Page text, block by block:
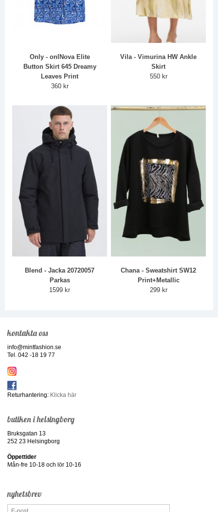
Only - onlNova Elite
Button Skirt 645 Dreamy
Leaves Print
360 kr
Vila - Vimurina HW Ankle
Skirt
550 kr
Blend - Jacka 20720057
Parkas
1599 kr
Chana - Sweatshirt SW12
Print+Metallic
299 kr
kontakta oss
info@mintfashion.se
Tel. 042 -18 19 77
Returhantering: Klicka här
butiken i helsingborg
Bruksgatan 13
252 23 Helsingborg
Öppettider
Mån-fre 10-18 och lör 10-16
nyhetsbrev